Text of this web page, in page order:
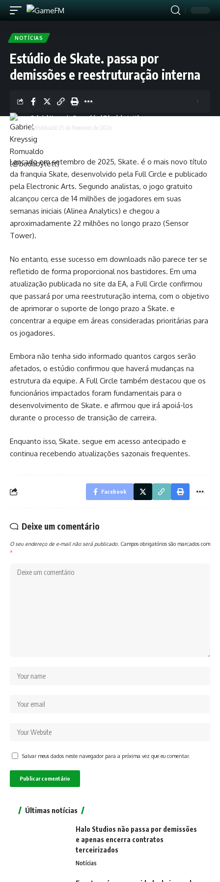
NOTÍCIAS
Estúdio de Skate. passa por
demissões e reestruturação interna
Gabriel Kreyssig Romualdo (@budabytett)
Publicado 25 de fevereiro de 2026
Lançado em setembro de 2025, Skate. é o mais novo título
da franquia Skate, desenvolvido pela Full Circle e publicado
pela Electronic Arts. Segundo analistas, o jogo gratuito
alcançou cerca de 14 milhões de jogadores em suas
semanas iniciais (Alinea Analytics) e chegou a
aproximadamente 22 milhões no longo prazo (Sensor
Tower).
No entanto, esse sucesso em downloads não parece ter se
refletido de forma proporcional nos bastidores. Em uma
atualização publicada no site da EA, a Full Circle confirmou
que passará por uma reestruturação interna, com o objetivo
de aprimorar o suporte de longo prazo a Skate. e
concentrar a equipe em áreas consideradas prioritárias para
os jogadores.
Embora não tenha sido informado quantos cargos serão
afetados, o estúdio confirmou que haverá mudanças na
estrutura da equipe. A Full Circle também destacou que os
funcionários impactados foram fundamentais para o
desenvolvimento de Skate. e afirmou que irá apoiá-los
durante o processo de transição de carreira.
Enquanto isso, Skate. segue em acesso antecipado e
continua recebendo atualizações sazonais frequentes.
Facebook
Deixe um comentário
O seu endereço de e-mail não será publicado. Campos obrigatórios são marcados com
*
Salvar meus dados neste navegador para a próxima vez que eu comentar.
Últimas notícias
Halo Studios não passa por demissões
e apenas encerra contratos
terceirizados
Notícias